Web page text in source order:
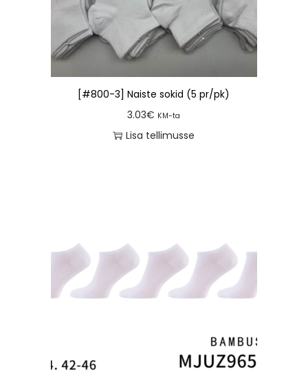
[#800-3] Naiste sokid (5 pr/pk)
3.03€ KM-ta
Lisa tellimusse